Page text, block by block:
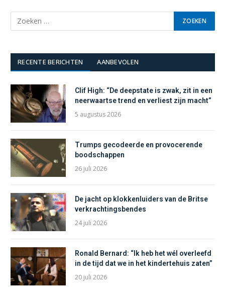
RECENTE BERICHTEN AANBEVOLEN
Clif High: “De deepstate is zwak, zit in een
neerwaartse trend en verliest zijn macht”
5 augustus 2026
Trumps gecodeerde en provocerende
boodschappen
26 juli 2026
De jacht op klokkenluiders van de Britse
verkrachtingsbendes
24 juli 2026
Ronald Bernard: “Ik heb het wél overleefd
in de tijd dat we in het kindertehuis zaten”
20 juli 2026